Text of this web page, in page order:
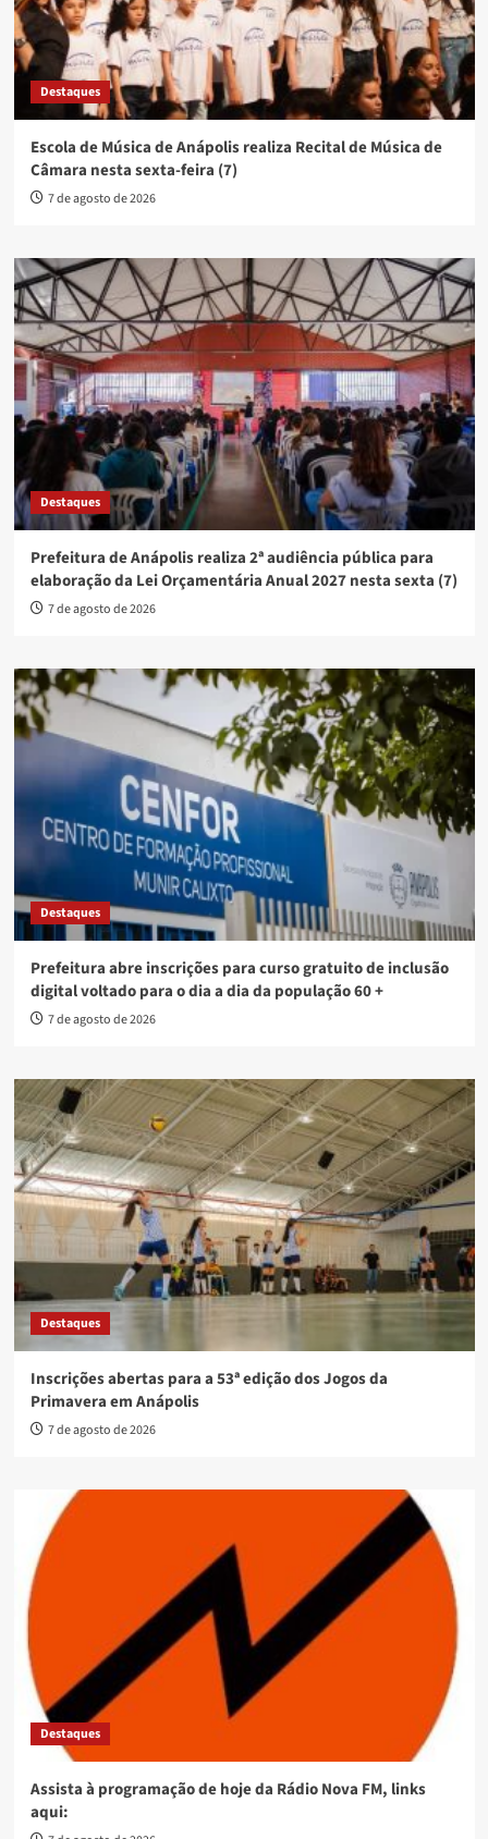
Últimas Notícias
Escola de Música de Anápolis realiza Recital de Música de
Câmara nesta sexta-feira (7)
Prefeitura de Anápolis realiza 2ª audiência pública para
Prefeitura abre inscrições para curso gratuito de inclusão
digital voltado para o dia a dia da população 60 +
Inscrições abertas para a 53ª edição dos Jogos da Primavera
em Anápolis
Assista à programação de hoje da Rádio Nova FM, links aqui:
Confira também
Destaques
Escola de Música de Anápolis realiza Recital de Música de
Câmara nesta sexta-feira (7)
7 de agosto de 2026
Destaques
Prefeitura de Anápolis realiza 2ª audiência pública para
elaboração da Lei Orçamentária Anual 2027 nesta sexta (7)
7 de agosto de 2026
Prefeitura abre inscrições para curso gratuito de inclusão
digital voltado para o dia a dia da população 60 +
7 de agosto de 2026